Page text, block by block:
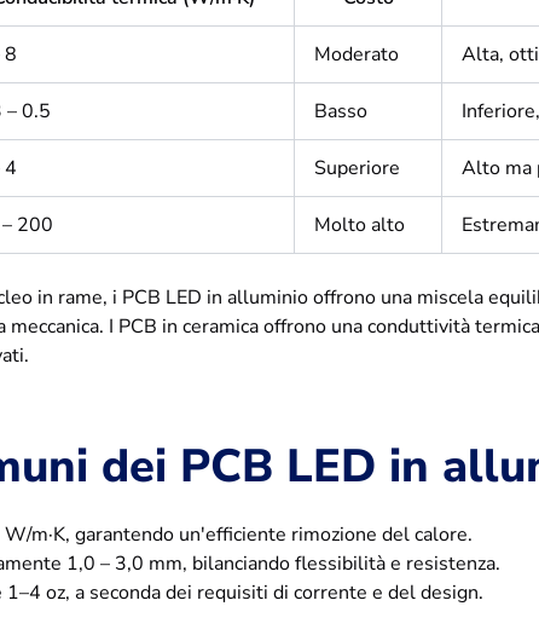
8 Moderato Alta,
– 0.5 Basso
4 Superiore Alto ma
200 Molto alto
in rame, i PCB LED in alluminio offrono una miscela
I PCB in ceramica offrono una conduttività
dei PCB LED in
W/m·K, garantendo un'efficiente rimozione del calore.
1,0 – 3,0 mm, bilanciando flessibilità e resistenza.
oz, a seconda dei requisiti di corrente e del design.